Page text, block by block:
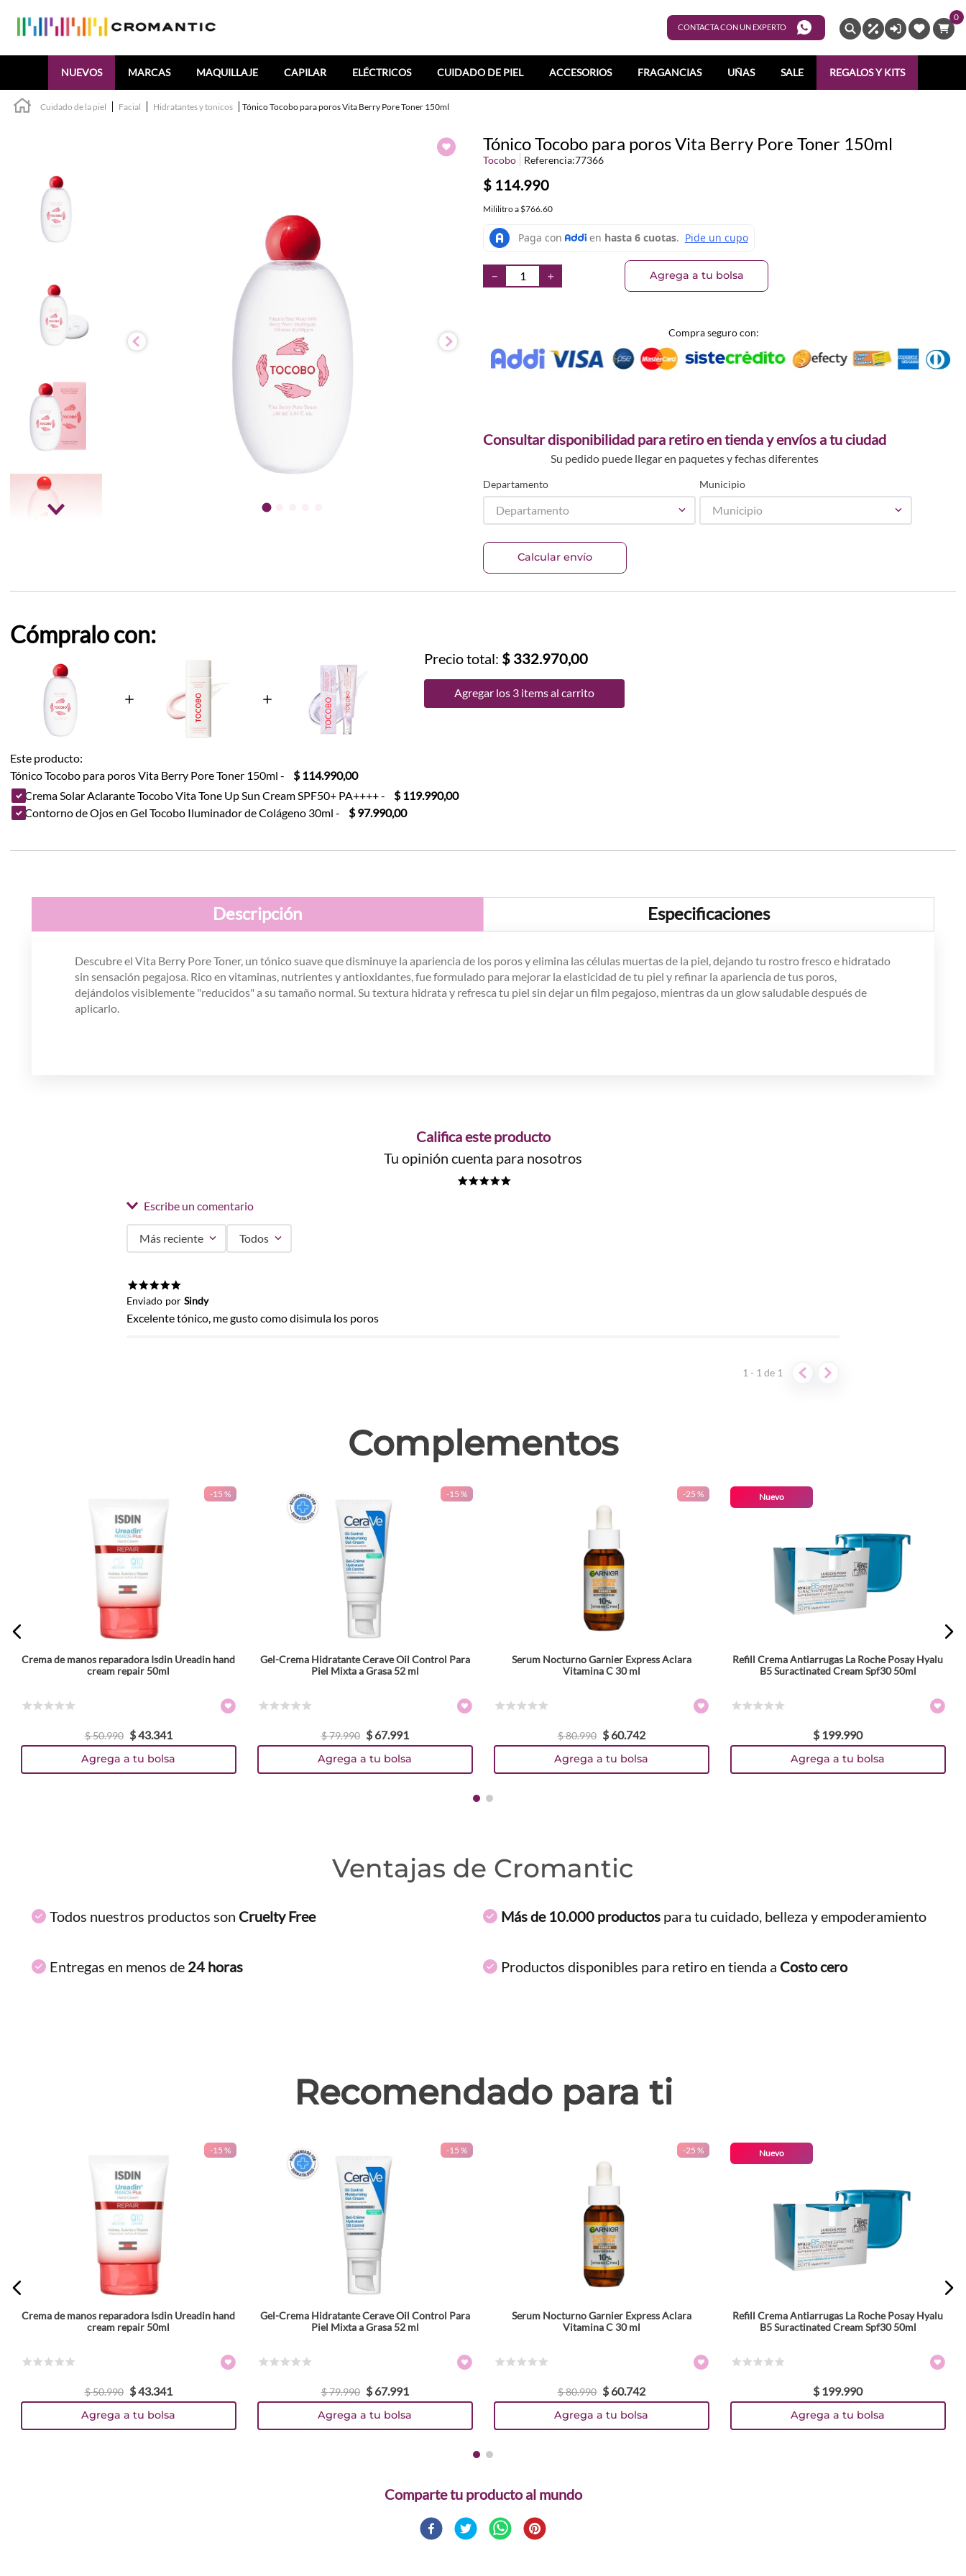
CONTACTA CON UN EXPERTO
0
NUEVOS MARCAS MAQUILLAJE CAPILAR ELÉCTRICOS CUIDADO DE PIEL ACCESORIOS FRAGANCIAS UÑAS SALE REGALOS Y KITS
Cuidado de la piel Facial Hidratantes y tonicos Tónico Tocobo para poros Vita Berry Pore Toner 150ml
Tónico Tocobo para poros Vita Berry Pore Toner 150ml
Tocobo Referencia:77366
$ 114.990
Mililitroa $766.60
＋
－ Agrega a tu bolsa
Compra seguro con:
Consultar disponibilidad para retiro en tienda y envíos a tu ciudad
Su pedido puede llegar en paquetes y fechas diferentes
Departamento
Departamento
Municipio
Municipio
Calcular envío
Cómpralo con:
Precio total: $ 332.970,00
Agregar los 3 items al carrito
Este producto:
Tónico Tocobo para poros Vita Berry Pore Toner 150ml -
$ 114.990,00
Crema Solar Aclarante Tocobo Vita Tone Up Sun Cream SPF50+ PA++++-
$ 119.990,00
Contorno de Ojos en Gel Tocobo Iluminador de Colágeno 30ml - $ 97.990,00
Descripción Especificaciones
Descubre el Vita Berry Pore Toner, un tónico suave que disminuye la apariencia de los poros y elimina las células muertas de la piel, dejando tu rostro fresco e hidratado
sin sensación pegajosa. Rico en vitaminas, nutrientes y antioxidantes, fue formulado para mejorar la elasticidad de tu piel y refinar la apariencia de tus poros,
dejándolos visiblemente "reducidos" a su tamaño normal. Su textura hidrata y refresca tu piel sin dejar un film pegajoso, mientras da un glow saludable después de
aplicarlo.
Califica este producto
Tu opinión cuenta para nosotros
Escribe un comentario
Título
Escribe un comentario
Más reciente Todos
Enviado por Sindy
Excelente tónico, me gusto como disimula los poros
1 - 1de 1
Complementos
-15 %
Crema de manos reparadora Isdin Ureadin hand
cream repair 50ml
$50.990 $43.341
Agrega a tu bolsa
-15 %
Gel-Crema Hidratante Cerave Oil Control Para
Piel Mixta a Grasa 52 ml
$79.990 $ 67.991
Agrega a tu bolsa
-25 %
Serum Nocturno Garnier Express Aclara
Vitamina C 30 ml
$80.990 $ 60.742
Agrega a tu bolsa
Nuevo
Refill Crema Antiarrugas La Roche Posay Hyalu
B5 Suractinated Cream Spf30 50ml
$ 199.990
Agrega a tu bolsa
Ventajas de Cromantic
Todos nuestros productos son Cruelty Free Más de 10.000 productos para tu cuidado, belleza y empoderamiento
Entregas en menos de 24 horas Productos disponibles para retiro en tienda a Costo cero
Recomendado para ti
-15 %
Crema de manos reparadora Isdin Ureadin hand
cream repair 50ml
$50.990 $43.341
Agrega a tu bolsa
-15 %
Gel-Crema Hidratante Cerave Oil Control Para
Piel Mixta a Grasa 52 ml
$79.990 $ 67.991
Agrega a tu bolsa
-25 %
Serum Nocturno Garnier Express Aclara
Vitamina C 30 ml
$80.990 $ 60.742
Agrega a tu bolsa
Nuevo
Refill Crema Antiarrugas La Roche Posay Hyalu
B5 Suractinated Cream Spf30 50ml
$ 199.990
Agrega a tu bolsa
Comparte